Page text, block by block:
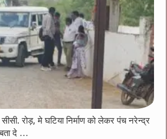
रोड़, मे घटिया निर्माण को लेकर पंच नरेन्द्र
दे …